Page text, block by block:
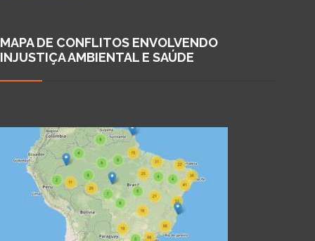
MAPA DE CONFLITOS ENVOLVENDO
INJUSTIÇA AMBIENTAL E SAÚDE